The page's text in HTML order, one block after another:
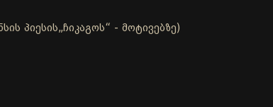
პიესის„ჩიკაგოს“ - მოტივებზე)